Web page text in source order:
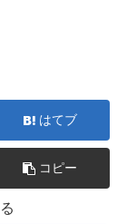
はてブ
コピー